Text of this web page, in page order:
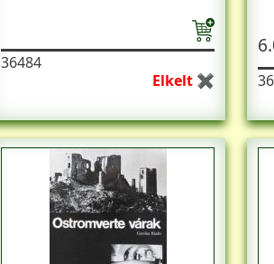
36484
Elkelt ✖